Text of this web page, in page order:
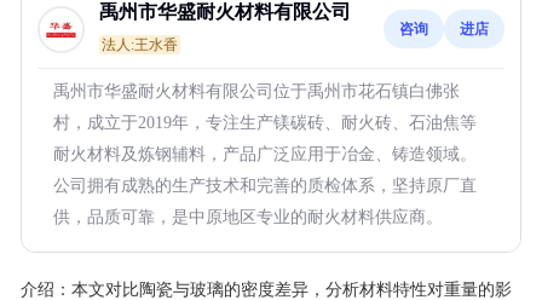
禹州市华盛耐火材料有限公司
法人:王水香
咨询 进店
禹州市华盛耐火材料有限公司位于禹州市花石镇白佛张
村，成立于2019年，专注生产镁碳砖、耐火砖、石油焦等
耐火材料及炼钢辅料，产品广泛应用于冶金、铸造领域。
公司拥有成熟的生产技术和完善的质检体系，坚持原厂直
供，品质可靠，是中原地区专业的耐火材料供应商。
介绍： 本文对比陶瓷与玻璃的密度差异，分析材料特性对重量的影